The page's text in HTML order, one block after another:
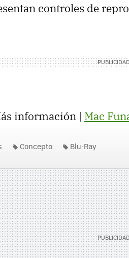
controles de
información | Mac
Concepto Blu-Ray